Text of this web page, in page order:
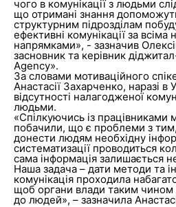
чого в комунікації з людьми
що отримані знання
структурним підрозділам
ефективні комунікації за всіма
напрямками», - зазначив
засновник та керівник
Agency».
За словами мотиваційного
Анастасії Захарченко, наразі в
відсутності налагодженої
людьми.
«Спілкуючись із працівниками
побачили, що є проблеми з тим,
донести людям необхідну
систематизації проводиться
сама інформація залишається
Наша задача – дати методи та
комунікація проходила
щоб органи влади таким чином
до людей», – зазначила